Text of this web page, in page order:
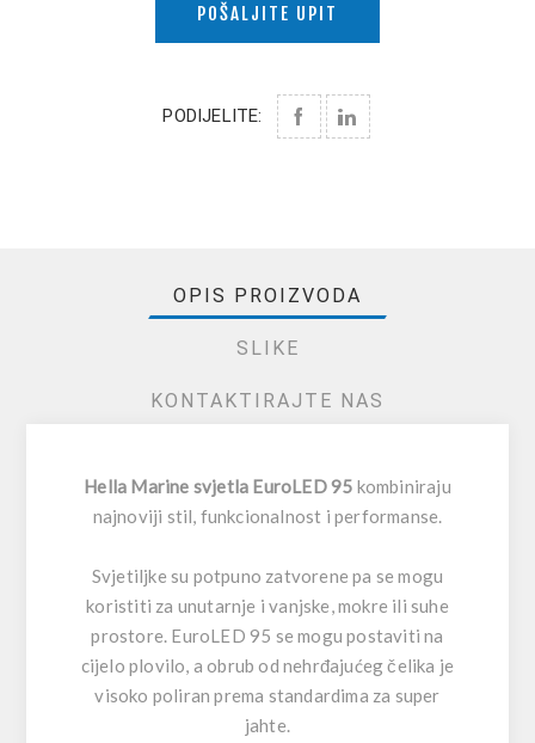
POŠALJITE UPIT
PODIJELITE:
OPIS PROIZVODA
SLIKE
KONTAKTIRAJTE NAS
Hella Marine svjetla EuroLED 95 kombiniraju
najnoviji stil, funkcionalnost i performanse.
Svjetiljke su potpuno zatvorene pa se mogu
koristiti za unutarnje i vanjske, mokre ili suhe
prostore. EuroLED 95 se mogu postaviti na
cijelo plovilo, a obrub od nehrđajućeg čelika je
visoko poliran prema standardima za super
jahte.